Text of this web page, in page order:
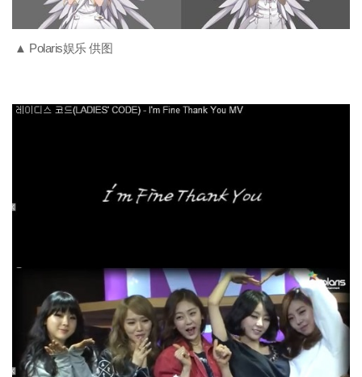
▲ Polaris娱乐 供图